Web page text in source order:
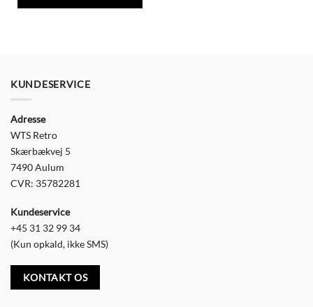
Mulighederne
KUNDESERVICE
Adresse
WTS Retro
Skærbækvej 5
7490 Aulum
CVR: 35782281
Kundeservice
+45 31 32 99 34
(Kun opkald, ikke SMS)
KONTAKT OS